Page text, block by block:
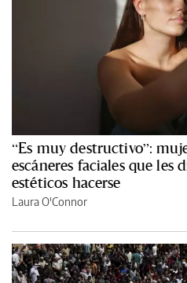
“Es muy destructivo”:
escáneres faciales que
estéticos hacerse
Laura O'Connor